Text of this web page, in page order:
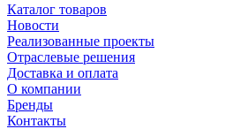
Каталог товаров
Новости
Реализованные проекты
Отраслевые решения
Доставка и оплата
О компании
Бренды
Контакты